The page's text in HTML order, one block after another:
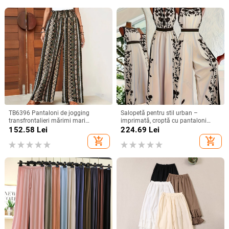
TB6396 Pantaloni de jogging
transfrontalieri mărimi mari
Amazon TEMU Modă explozivă,
vânzători fierbinți, pantaloni drepți
lejeri mărimi mari
152.58 Lei
add_shopping_cart
Salopetă pentru stil urban –
imprimată, croptă cu pantaloni
wide-leg, talie medie cu curea,
(polieester/ nylon)
224.69 Lei
add_shopping_cart